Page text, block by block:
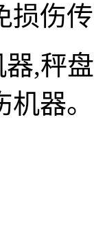
损伤
,秤
器。